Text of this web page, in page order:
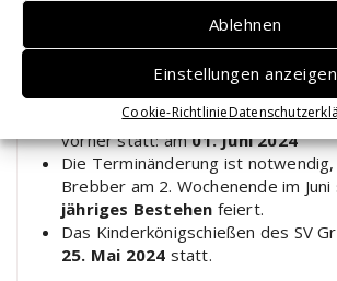
Ablehnen
Einstellungen anzeigen
Cookie-Richtlinie
Achtung:
Grauer
Das Grauer Schützenfest findet
vorher statt: am01. Juni 2024
Die Terminänderung ist notwendig,
Brebber am 2. Wochenende im Juni
jähriges Bestehen feiert.
Das Kinderkönigschießen des SV
25. Mai 2024 statt.